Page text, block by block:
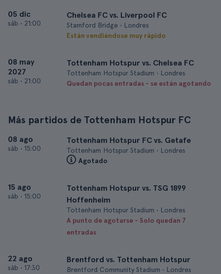
05 dic
sáb • 21:00
Chelsea FC vs. Liverpool FC
Stamford Bridge • Londres
Están vendiéndose muy rápido
08 may
2027
sáb • 21:00
Tottenham Hotspur vs. Chelsea FC
Tottenham Hotspur Stadium • Londres
Quedan pocas entradas - se están agotando
Más partidos de Tottenham Hotspur FC
08 ago
sáb • 15:00
Tottenham Hotspur FC vs. Getafe
Tottenham Hotspur Stadium • Londres
Agotado
15 ago
sáb • 15:00
Tottenham Hotspur vs. TSG 1899
Hoffenheim
Tottenham Hotspur Stadium • Londres
A punto de agotarse - Solo quedan 7
entradas
22 ago
sáb • 17:30
Brentford vs. Tottenham Hotspur
Brentford Community Stadium • Londres